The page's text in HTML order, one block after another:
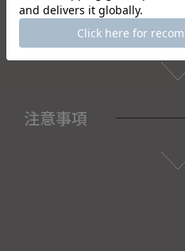
注意事項